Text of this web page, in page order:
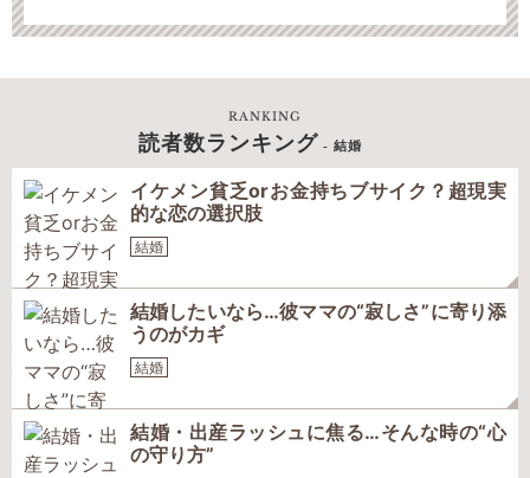
RANKING
読者数ランキング - 結婚
イケメン貧乏orお金持ちブサイク？超現実
的な恋の選択肢
結婚
結婚したいなら…彼ママの“寂しさ”に寄り添
うのがカギ
結婚
結婚・出産ラッシュに焦る…そんな時の“心
の守り方”